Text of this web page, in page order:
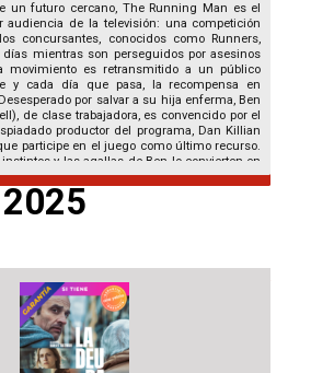
un futuro cercano, The Running Man es el
audiencia de la televisión: una competición
concursantes, conocidos como Runners,
días mientras son perseguidos por asesinos
movimiento es retransmitido a un público
y cada día que pasa, la recompensa en
por salvar a su hija enferma, Ben
de clase trabajadora, es convencido por el
productor del programa, Dan Killian
participe en el juego como último recurso.
y las agallas de Ben lo convierten en
de los fans y en una amenaza para todo el
que se disparan los índices de audiencia,
peligro, y Ben debe burlar no sólo a los
nación adicta a verle caer.
2025